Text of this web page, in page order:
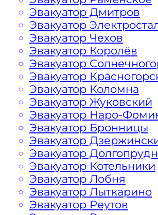
от 4500 рублей
РУБЛЕЙ ЗА КИЛОМЕТР
Эвакуатор Дмитров
Эвакуатор
Эвакуатор Чехов
Эвакуатор Королёв
Эвакуатор
Эвакуатор
Эвакуатор Коломна
Эвакуатор Жуковский
Эвакуатор Наро-
Эвакуатор Бронницы
Эвакуатор
Эвакуатор
Эвакуатор Котельники
Эвакуатор Лобня
Эвакуатор Лыткарино
Эвакуатор Реутов